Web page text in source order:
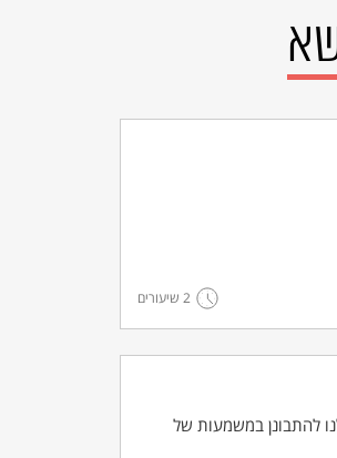
2 שיעורים
להתבונן במשמעות של